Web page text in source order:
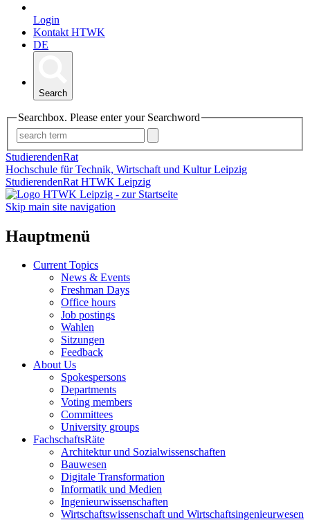
Login
Kontakt HTWK
DE
Search
Searchbox. Please enter your Searchword
StudierendenRat
Hochschule für Technik, Wirtschaft und Kultur Leipzig
StudierendenRat HTWK Leipzig
Skip main site navigation
Hauptmenü
Current Topics
News & Events
Freshman Days
Office hours
Job postings
Wahlen
Sitzungen
Feedback
About Us
Spokespersons
Departments
Voting members
Committees
University groups
FachschaftsRäte
Architektur und Sozialwissenschaften
Bauwesen
Digitale Transformation
Informatik und Medien
Ingenieurwissenschaften
Wirtschaftswissenschaft und Wirtschaftsingenieurwesen